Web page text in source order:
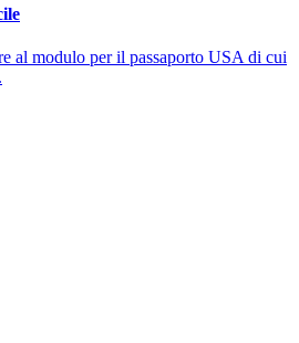
al modulo per il passaporto USA di cui